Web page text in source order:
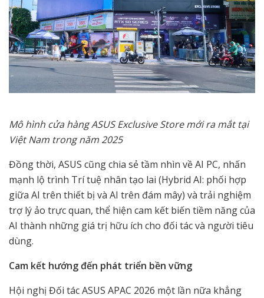
Mô hình cửa hàng ASUS Exclusive Store mới ra mắt tại
Việt Nam trong năm 2025
Đồng thời, ASUS cũng chia sẻ tầm nhìn về AI PC, nhấn
mạnh lộ trình Trí tuệ nhân tạo lai (Hybrid AI: phối hợp
giữa AI trên thiết bị và AI trên đám mây) và trải nghiệm
trợ lý ảo trực quan, thể hiện cam kết biến tiềm năng của
AI thành những giá trị hữu ích cho đối tác và người tiêu
dùng.
Cam kết hướng đến phát triển bền vững
Hội nghị Đối tác ASUS APAC 2026 một lần nữa khẳng